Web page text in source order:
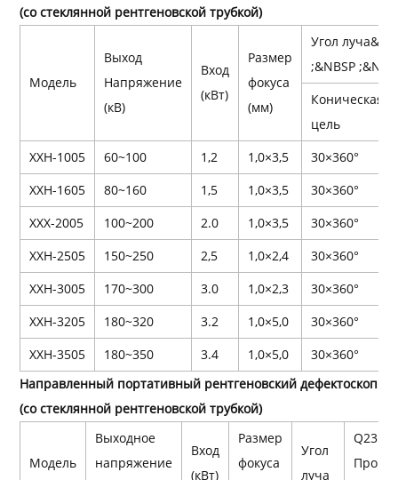
(со стеклянной рентгеновской трубкой)
Модель
Выход
Напряжение
(кВ)
Вход
(кВт)
Размер
фокуса
(мм)
Угол
;&NBSP
Коническая
цель
ХХН-1005
60~100 1,2 1,0×3,5
30×360°
ХХН-1605
80~160 1,5 1,0×3,5
30×360°
ХХХ-2005
100~200 2.0 1,0×3,5
30×360°
ХХН-2505
150~250 2,5 1,0×2,4
30×360°
ХХН-3005
170~300 3.0 1,0×2,3
30×360°
ХХН-3205
180~320 3.2 1,0×5,0
30×360°
ХХН-3505
180~350 3.4 1,0×5,0
30×360°
Направленный портативный рентгеновский дефектоскоп
(со стеклянной рентгеновской трубкой)
Модель
Выходное
напряжение
Вход
(кВт)
Размер
фокуса
Угол
луча
Q235